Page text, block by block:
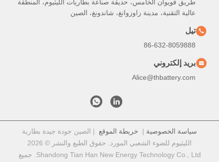
طريق فويوان الخامس، حديقة صناعة بطاريات الليثيوم، المنطقة
عالية التقنية، مدينة زاوزوانغ، شاندونغ، الصين
تيل
86-632-8059888
بريد إلكتروني
Alice@thbattery.com
سياسة الخصوصية | خريطة الموقع | الصين جودة جيدة بطارية
الليثيوم للضوء الشعبي المورد. حقوق الطبع والنشر © 2026
Shandong Tian Han New Energy Technology Co., Ltd. جميع